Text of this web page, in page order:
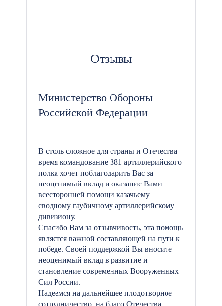
Отзывы
Министерство Обороны
Российской Федерации
В столь сложное для страны и Отечества
время командование 381 артиллерийского
полка хочет поблагодарить Вас за
неоценимый вклад и оказание Вами
всесторонней помощи казачьему
сводному гаубичному артиллерийскому
дивизиону.
Спасибо Вам за отзывчивость, эта помощь
является важной составляющей на пути к
победе. Своей поддержкой Вы вносите
неоценимый вклад в развитие и
становление современных Вооруженных
Сил России.
Надеемся на дальнейшее плодотворное
сотрудничество, на благо Отечества.